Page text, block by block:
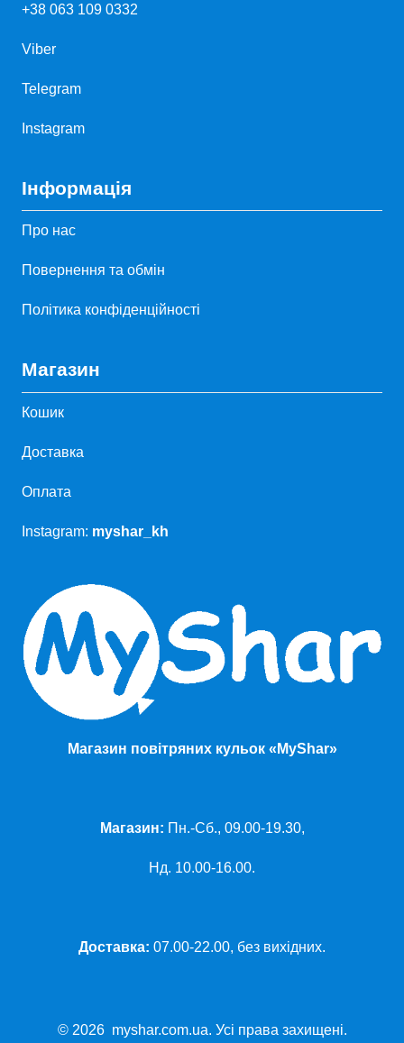
+38 063 109 0332
Viber
Telegram
Instagram
Інформація
Про нас
Повернення та обмін
Політика конфіденційності
Магазин
Кошик
Доставка
Оплата
Instagram: myshar_kh
Магазин повітряних кульок «MyShar»
Магазин: Пн.-Сб., 09.00-19.30,
Нд. 10.00-16.00.
Доставка: 07.00-22.00, без вихідних.
© 2026 myshar.com.ua. Усі права захищені.